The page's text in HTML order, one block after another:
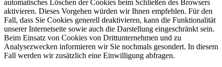
automatisches Löschen der Cookies beim Schließen des Browsers
aktivieren. Dieses Vorgehen würden wir Ihnen empfehlen. Für den
Fall, dass Sie Cookies generell deaktivieren, kann die Funktionalität
unserer Internetseite sowie auch die Darstellung eingeschränkt sein.
Beim Einsatz von Cookies von Drittunternehmen und zu
Analysezwecken informieren wir Sie nochmals gesondert. In diesem
Fall werden wir zusätzlich eine Einwilligung abfragen.